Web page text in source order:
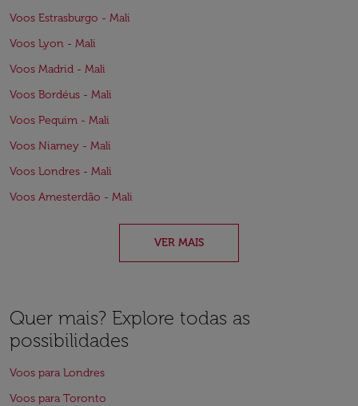
Voos Estrasburgo - Mali
Voos Lyon - Mali
Voos Madrid - Mali
Voos Bordéus - Mali
Voos Pequim - Mali
Voos Niamey - Mali
Voos Londres - Mali
Voos Amesterdão - Mali
VER MAIS
Quer mais? Explore todas as
possibilidades
Voos para Londres
Voos para Toronto